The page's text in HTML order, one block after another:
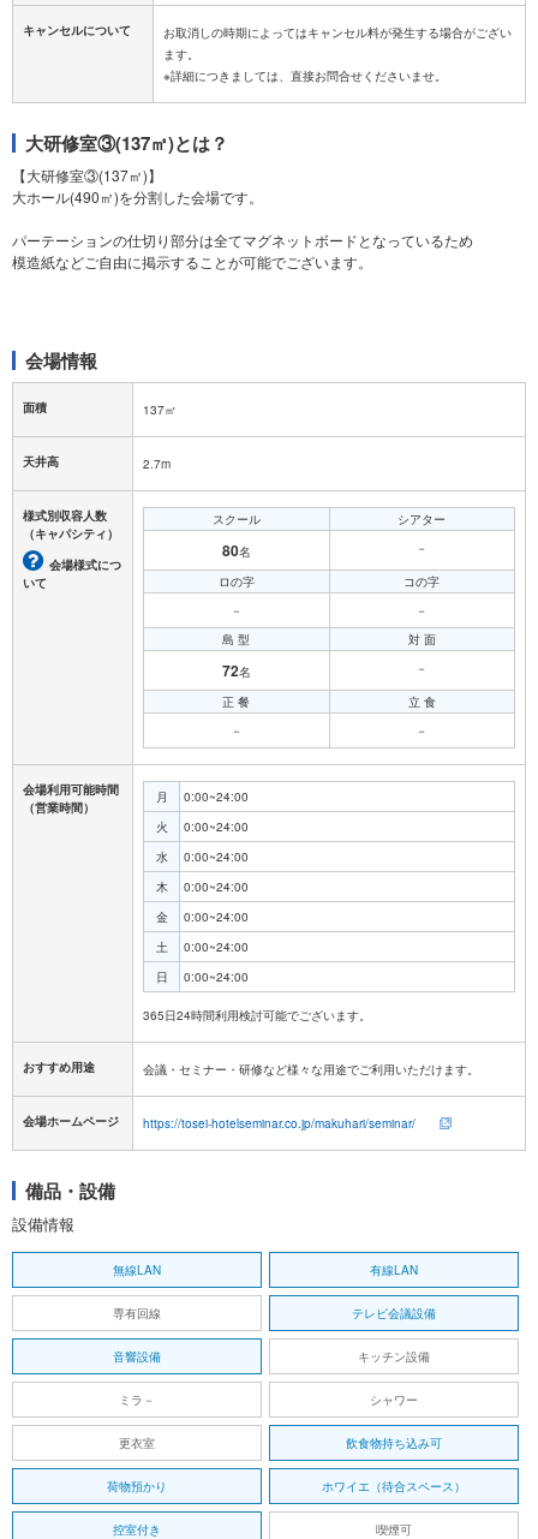
キャンセルについて
お取消しの時期によってはキャンセル料が発生する場合がござい
ます。
大研修室③(137㎡)とは？
【大研修室③(137㎡)】
大ホール(490㎡)を分割した会場です。
パーテーションの仕切り部分は全てマグネットボードとなっているため
模造紙などご自由に掲示することが可能でございます。
会場情報
面積 137㎡
天井高 2.7m
様式別収容人数
（キャパシティ）
会場様式につ
いて
スクール
80名
シアター
－
ロの字
－
コの字
－
島 型
72名
対 面
－
正 餐
－
立 食
－
会場利用可能時間
（営業時間）
月
0:00~24:00
火
0:00~24:00
水
0:00~24:00
木
0:00~24:00
金
0:00~24:00
土
0:00~24:00
日
0:00~24:00
おすすめ用途 会議・セミナー・研修など様々な用途でご利用いただけます。
会場ホームページ https://tosei-hotelseminar.co.jp/makuhari/seminar/
備品・設備
設備情報
無線LAN 有線LAN
専有回線 テレビ会議設備
音響設備 キッチン設備
ミラ－ シャワー
更衣室 飲食物持ち込み可
荷物預かり ホワイエ（待合スペース）
控室付き 喫煙可